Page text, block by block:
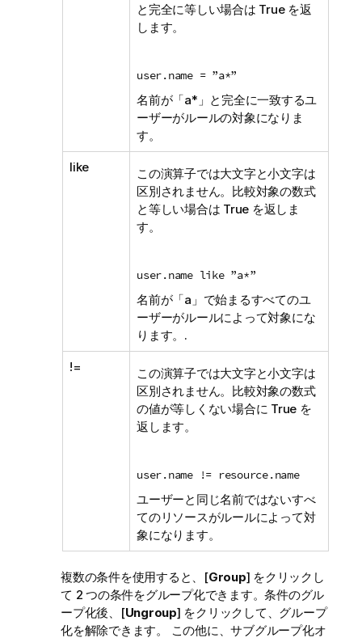
と完全に等しい場合は True を返
します。
user.name = ”a*”
名前が「a*」と完全に一致するユ
ーザーがルールの対象になりま
す。
like
この演算子では大文字と小文字は
区別されません。比較対象の数式
と等しい場合は True を返しま
す。
user.name like ”a*”
名前が「a」で始まるすべてのユ
ーザーがルールによって対象にな
ります。.
!=
この演算子では大文字と小文字は
区別されません。比較対象の数式
の値が等しくない場合に True を
返します。
user.name != resource.name
ユーザーと同じ名前ではないすべ
てのリソースがルールによって対
象になります。
複数の条件を使用すると、[Group] をクリックし
て 2 つの条件をグループ化できます。条件のグル
ープ化後、[Ungroup] をクリックして、グループ
化を解除できます。 この他に、サブグループ化オ